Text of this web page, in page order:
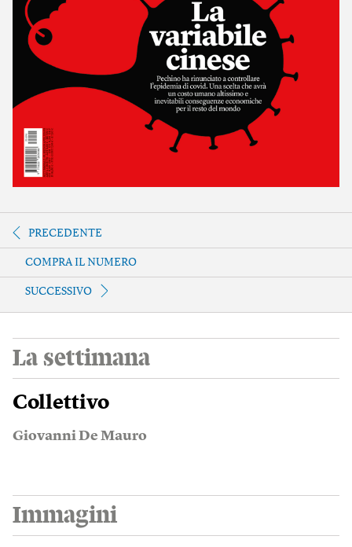
PRECEDENTE
COMPRA IL NUMERO
SUCCESSIVO
La settimana
Collettivo
Giovanni De Mauro
Immagini